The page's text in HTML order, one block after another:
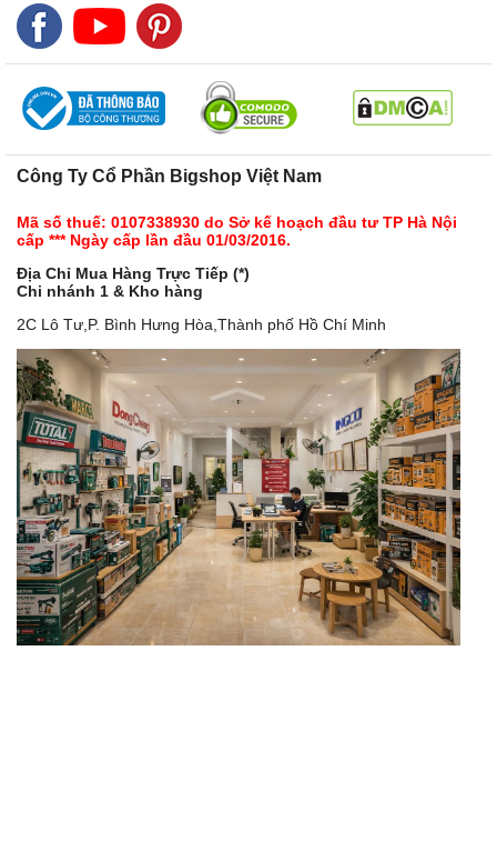
Công Ty Cổ Phần Bigshop Việt Nam
Mã số thuế: 0107338930 do Sở kế hoạch đầu tư TP Hà Nội
cấp *** Ngày cấp lần đầu 01/03/2016.
Địa Chỉ Mua Hàng Trực Tiếp (*)
Chi nhánh 1 & Kho hàng
2C Lô Tư,P. Bình Hưng Hòa,Thành phố Hồ Chí Minh